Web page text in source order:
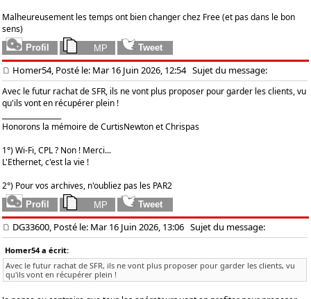
Malheureusement les temps ont bien changer chez Free (et pas dans le bon
sens)
Homer54, Posté le: Mar 16 Juin 2026, 12:54Sujet du message:
Avec le futur rachat de SFR, ils ne vont plus proposer pour garder les clients, vu
qu'ils vont en récupérer plein !
Honorons la mémoire de CurtisNewton et Chrispas
1°) Wi-Fi, CPL ? Non ! Merci...
L'Ethernet, c'est la vie !
2°) Pour vos archives, n'oubliez pas les PAR2
DG33600, Posté le: Mar 16 Juin 2026, 13:06 Sujet du message:
Homer54 a écrit:
Avec le futur rachat de SFR, ils ne vont plus proposer pour garder les clients, vu
qu'ils vont en récupérer plein !